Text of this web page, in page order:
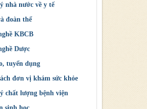
nhà nước về y tế
điều hành của ngành
và dịch vụ
đấu thầu
đoàn thể
niên
KBCB
KBCB
KBCB
HD thực hành cấp CCHN KBCB
đăng ký hành nghề tại cơ sở
Dược
ĐĐK KD thuốc
Dược
chỉ hành nghề Dược
tuyển dụng
đào tạo, tuyển sinh
tuyển dụng
đơn vị khám sức khỏe
sức khỏe
chất lượng bệnh viện
đánh giá chất lượng bệnh viện